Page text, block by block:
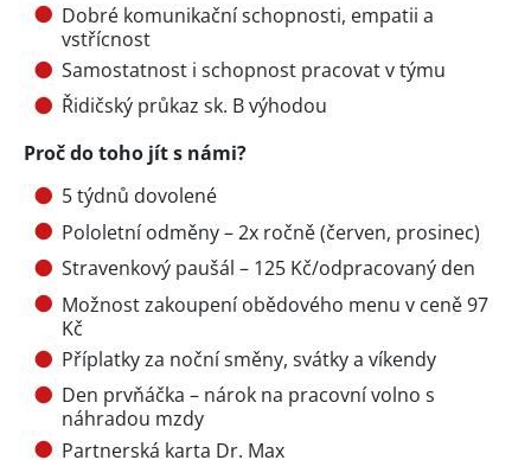
Dobré komunikační schopnosti, empatii a
vstřícnost
Samostatnost i schopnost pracovat v týmu
Řidičský průkaz sk. B výhodou
Proč do toho jít s námi?
5 týdnů dovolené
Pololetní odměny – 2x ročně (červen, prosinec)
Stravenkový paušál – 125 Kč/odpracovaný den
Možnost zakoupení obědového menu v ceně 97
Kč
Příplatky za noční směny, svátky a víkendy
Den prvňáčka – nárok na pracovní volno s
náhradou mzdy
Partnerská karta Dr. Max